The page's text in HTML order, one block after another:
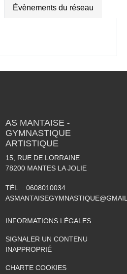
Évènements du réseau
AS MANTAISE -
GYMNASTIQUE
ARTISTIQUE
15, RUE DE LORRAINE
78200 MANTES LA JOLIE
TÉL. : 0608010034
INFORMATIONS LÉGALES
SIGNALER UN CONTENU
INAPPROPRIÉ
CHARTE COOKIES